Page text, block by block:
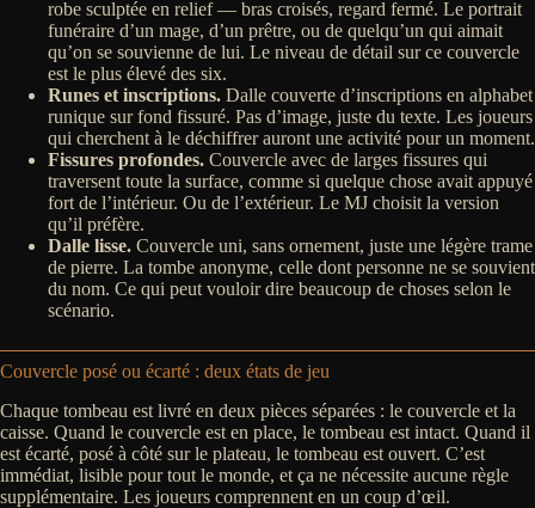
robe sculptée en relief — bras croisés, regard fermé. Le portrait
funéraire d’un mage, d’un prêtre, ou de quelqu’un qui aimait
qu’on se souvienne de lui. Le niveau de détail sur ce couvercle
est le plus élevé des six.
Runes et inscriptions. Dalle couverte d’inscriptions en alphabet
runique sur fond fissuré. Pas d’image, juste du texte. Les joueurs
qui cherchent à le déchiffrer auront une activité pour un moment.
Fissures profondes. Couvercle avec de larges fissures qui
traversent toute la surface, comme si quelque chose avait appuyé
fort de l’intérieur. Ou de l’extérieur. Le MJ choisit la version
qu’il préfère.
Dalle lisse. Couvercle uni, sans ornement, juste une légère trame
de pierre. La tombe anonyme, celle dont personne ne se souvient
du nom. Ce qui peut vouloir dire beaucoup de choses selon le
scénario.
Couvercle posé ou écarté : deux états de jeu
Chaque tombeau est livré en deux pièces séparées : le couvercle et la
caisse. Quand le couvercle est en place, le tombeau est intact. Quand il
est écarté, posé à côté sur le plateau, le tombeau est ouvert. C’est
immédiat, lisible pour tout le monde, et ça ne nécessite aucune règle
supplémentaire. Les joueurs comprennent en un coup d’œil.